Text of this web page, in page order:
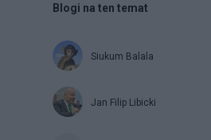
Blogi na ten temat
Siukum Balala
Jan Filip Libicki